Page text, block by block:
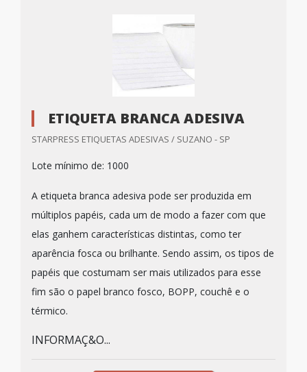
ETIQUETA BRANCA ADESIVA
STARPRESS ETIQUETAS ADESIVAS / SUZANO - SP
Lote mínimo de: 1000
A etiqueta branca adesiva pode ser produzida em
múltiplos papéis, cada um de modo a fazer com que
elas ganhem características distintas, como ter
aparência fosca ou brilhante. Sendo assim, os tipos de
papéis que costumam ser mais utilizados para esse
fim são o papel branco fosco, BOPP, couchê e o
térmico.
INFORMAÇ&O...